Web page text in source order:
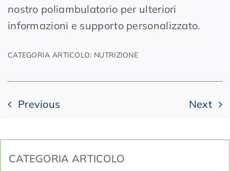
nostro poliambulatorio per ulteriori
informazioni e supporto personalizzato.
CATEGORIA ARTICOLO: NUTRIZIONE
Previous Next
CATEGORIA ARTICOLO